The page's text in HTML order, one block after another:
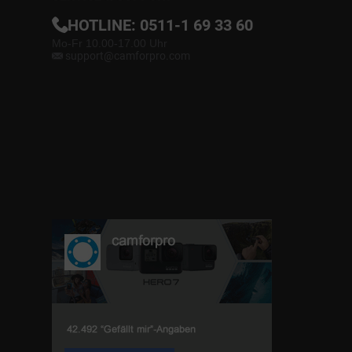
HOTLINE: 0511-1 69 33 60